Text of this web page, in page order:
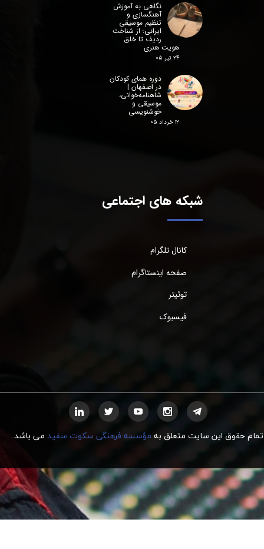
نگاهی به آموزش
آهنگسازی و
تنظیم موسیقی
ایرانی؛ از شناخت
ردیف تا خلق
هویت هنری
۲۴ تیر ۰۵
دوره همای کودکان
در اصفهان |
شاهنامه‌خوانی،
موسیقی و
خوشنویسی
۱۲ خرداد ۰۵
شبکه های اجتماعی
کانال تلگرام
صفحه اینستاگرام
توئیتر
فیسبوک
تمام حقوق این سایت متعلق به مؤسسه فرهنگی سکوت سفید میباشد.